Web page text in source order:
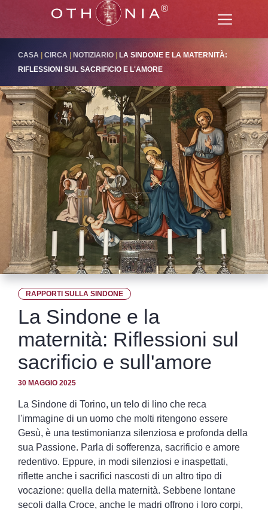
CASA CIRCA NOTIZIARIO
LA SINDONE E LA MATERNITÀ:
RIFLESSIONI SUL SACRIFICIO E L'AMORE
RAPPORTI SULLA SINDONE
La Sindone e la
maternità: Riflessioni sul
sacrificio e sull'amore
30 MAGGIO 2025
La Sindone di Torino, un telo di lino che reca
l'immagine di un uomo che molti ritengono essere
Gesù, è una testimonianza silenziosa e profonda della
sua Passione. Parla di sofferenza, sacrificio e amore
redentivo. Eppure, in modi silenziosi e inaspettati,
riflette anche i sacrifici nascosti di un altro tipo di
vocazione: quella della maternità. Sebbene lontane
secoli dalla Croce, anche le madri offrono i loro corpi,